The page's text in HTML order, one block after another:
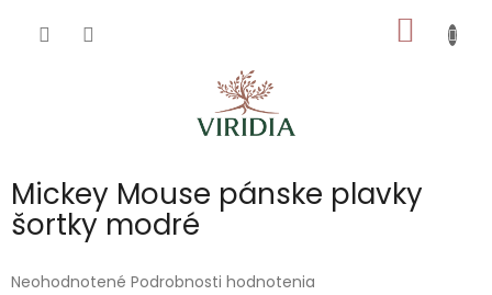
KOŠÍK
Mickey Mouse pánske plavky
šortky modré
Priemerné
Neohodnotené Podrobnosti hodnotenia